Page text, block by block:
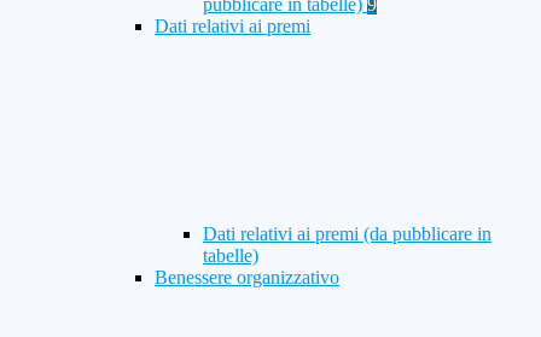
pubblicare in tabelle) 9
Dati relativi ai premi
Dati relativi ai premi (da pubblicare in
tabelle)
Benessere organizzativo